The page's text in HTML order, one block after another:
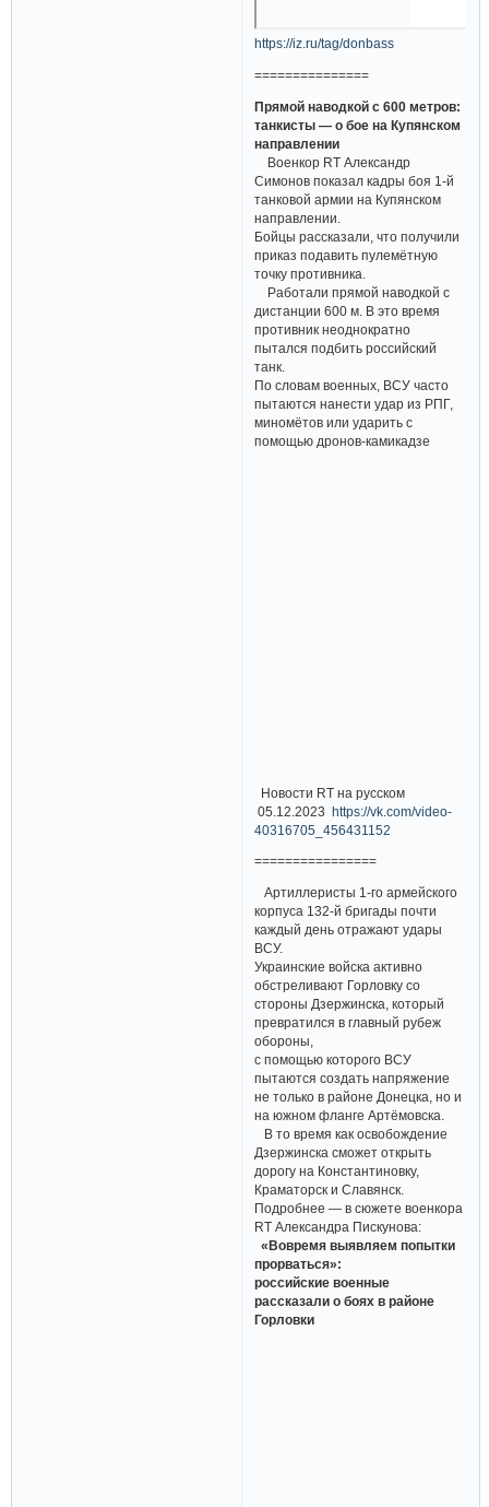
https://iz.ru/tag/donbass
===============
Прямой наводкой с 600 метров:
танкисты — о бое на Купянском
направлении
Военкор RT Александр
Симонов показал кадры боя 1-й
танковой армии на Купянском
направлении.
Бойцы рассказали, что получили
приказ подавить пулемётную
точку противника.
Работали прямой наводкой с
дистанции 600 м. В это время
противник неоднократно
пытался подбить российский
танк.
По словам военных, ВСУ часто
пытаются нанести удар из РПГ,
миномётов или ударить с
помощью дронов-камикадзе
Новости RT на русском
05.12.2023https://vk.com/video-
40316705_456431152
================
Артиллеристы 1-го армейского
корпуса 132-й бригады почти
каждый день отражают удары
ВСУ.
Украинские войска активно
обстреливают Горловку со
стороны Дзержинска, который
превратился в главный рубеж
обороны,
с помощью которого ВСУ
пытаются создать напряжение
не только в районе Донецка, но и
на южном фланге Артёмовска.
В то время как освобождение
Дзержинска сможет открыть
дорогу на Константиновку,
Краматорск и Славянск.
Подробнее — в сюжете военкора
RT Александра Пискунова:
«Вовремя выявляем попытки
прорваться»:
российские военные
рассказали о боях в районе
Горловки